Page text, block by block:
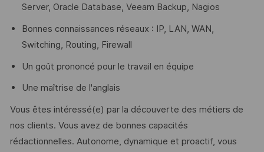
Server, Oracle Database, Veeam Backup, Nagios
Bonnes connaissances réseaux : IP, LAN, WAN,
Switching, Routing, Firewall
Un goût prononcé pour le travail en équipe
Une maîtrise de l'anglais
Vous êtes intéressé(e) par la découverte des métiers de
nos clients. Vous avez de bonnes capacités
rédactionnelles. Autonome, dynamique et proactif, vous